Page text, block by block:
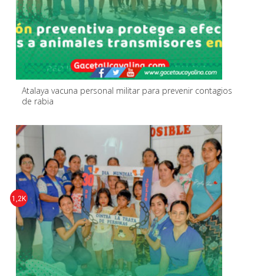
Atalaya vacuna personal militar para prevenir contagios
de rabia
1,2K